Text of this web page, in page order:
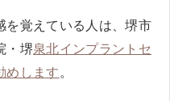
を覚えている人は、堺市
・堺泉北インプラントセ
めします。